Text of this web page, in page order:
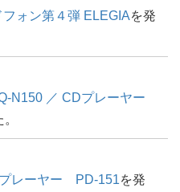
ォン第４弾 ELEGIAを発
N150 ／ CDプレーヤー
レーヤー PD-151を発